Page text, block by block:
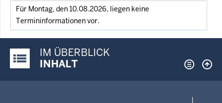
Für Montag, den 10.08.2026, liegen keine
Termininformationen vor.
Justiz-Portal im Überblick:
IM ÜBERBLICK
INHALT